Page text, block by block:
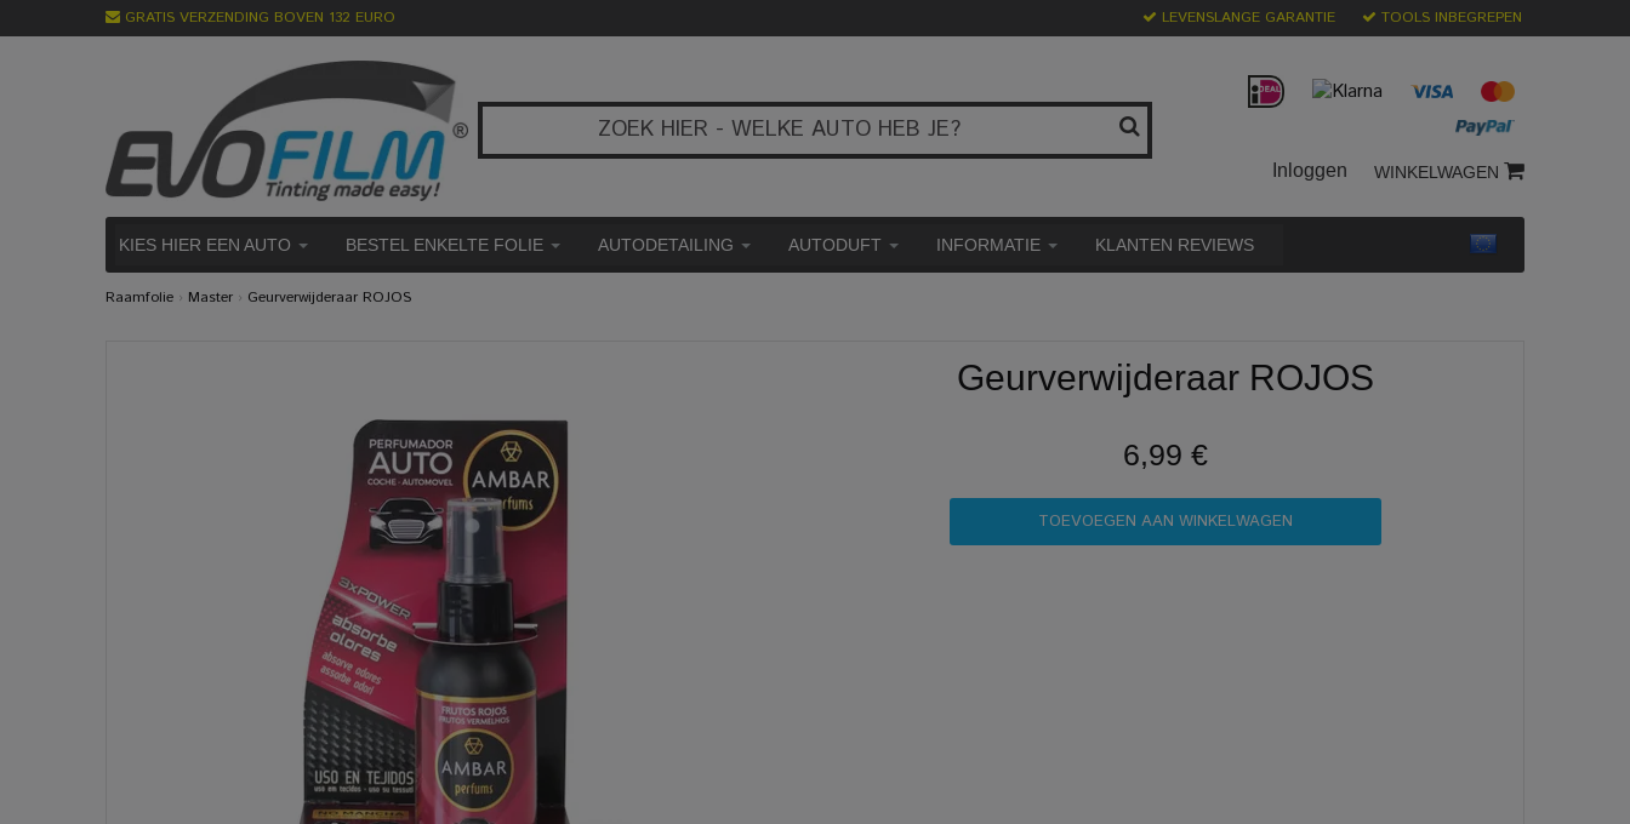
GRATIS VERZENDING BOVEN 132 EURO LEVENSLANGE GARANTIE TOOLS INBEGREPEN
Inloggen WINKELWAGEN
KIES HIER EEN AUTO BESTEL ENKELTE FOLIE AUTODETAILING AUTODUFT INFORMATIE KLANTEN REVIEWS
Raamfolie › Master › Geurverwijderaar ROJOS
Geurverwijderaar ROJOS
6,99 €